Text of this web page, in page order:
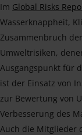
Im Global Risks
Wasserknappheit,
Zusammenbruch
Umweltrisiken,
Ausgangspunkt für
ist der Einsatz von
zur Bewertung von
Verbesserung des
Auch die Mitglieder